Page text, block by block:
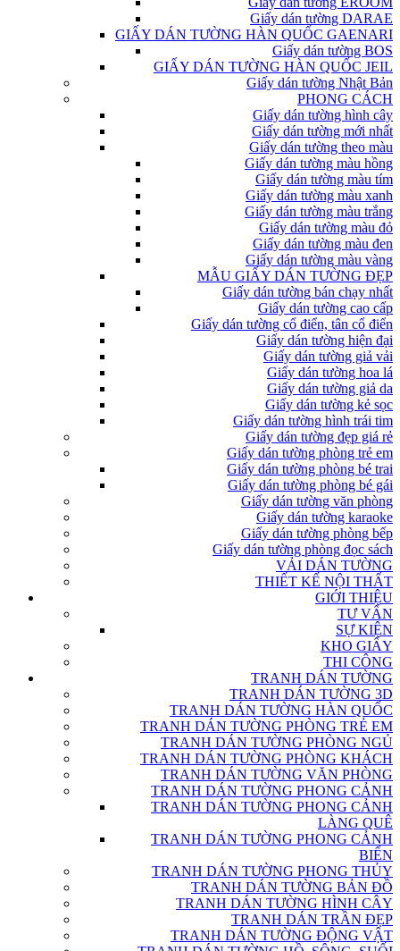
Giấy dán tường DARAE
GIẤY DÁN TƯỜNG HÀN QUỐC GAENARI
Giấy dán tường BOS
GIẤY DÁN TƯỜNG HÀN QUỐC JEIL
Giấy dán tường Nhật Bản
PHONG CÁCH
Giấy dán tường hình cây
Giấy dán tường mới nhất
Giấy dán tường theo màu
Giấy dán tường màu hồng
Giấy dán tường màu tím
Giấy dán tường màu xanh
Giấy dán tường màu trắng
Giấy dán tường màu đỏ
Giấy dán tường màu đen
Giấy dán tường màu vàng
MẪU GIẤY DÁN TƯỜNG ĐẸP
Giấy dán tường bán chạy nhất
Giấy dán tường cao cấp
Giấy dán tường cổ điển, tân cổ điển
Giấy dán tường hiện đại
Giấy dán tường giả vải
Giấy dán tường hoa lá
Giấy dán tường giả da
Giấy dán tường kẻ sọc
Giấy dán tường hình trái tim
Giấy dán tường đẹp giá rẻ
Giấy dán tường phòng trẻ em
Giấy dán tường phòng bé trai
Giấy dán tường phòng bé gái
Giấy dán tường văn phòng
Giấy dán tường karaoke
Giấy dán tường phòng bếp
Giấy dán tường phòng đọc sách
VẢI DÁN TƯỜNG
THIẾT KẾ NỘI THẤT
GIỚI THIỆU
TƯ VẤN
SỰ KIỆN
KHO GIẤY
THI CÔNG
TRANH DÁN TƯỜNG
TRANH DÁN TƯỜNG 3D
TRANH DÁN TƯỜNG HÀN QUỐC
TRANH DÁN TƯỜNG PHÒNG TRẺ EM
TRANH DÁN TƯỜNG PHÒNG NGỦ
TRANH DÁN TƯỜNG PHÒNG KHÁCH
TRANH DÁN TƯỜNG VĂN PHÒNG
TRANH DÁN TƯỜNG PHONG CẢNH
TRANH DÁN TƯỜNG PHONG CẢNH
LÀNG QUÊ
TRANH DÁN TƯỜNG PHONG CẢNH
BIỂN
TRANH DÁN TƯỜNG PHONG THỦY
TRANH DÁN TƯỜNG BẢN ĐỒ
TRANH DÁN TƯỜNG HÌNH CÂY
TRANH DÁN TRẦN ĐẸP
TRANH DÁN TƯỜNG ĐỘNG VẬT